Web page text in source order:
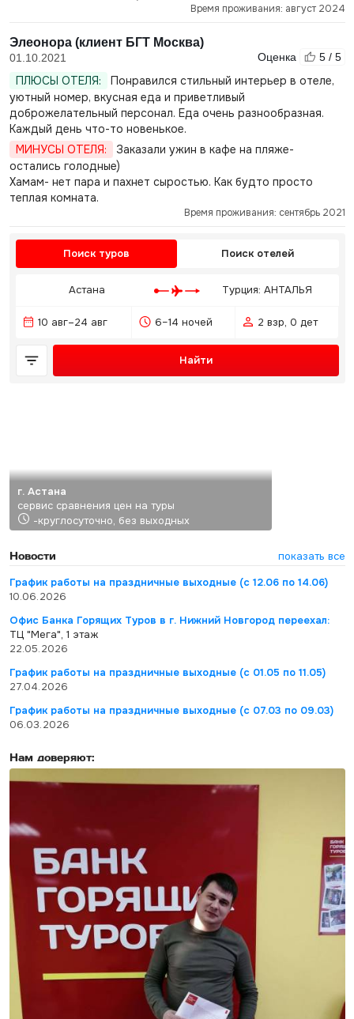
Время проживания: август 2024
Элеонора (клиент БГТ Москва)
01.10.2021 Оценка 5 / 5
ПЛЮСЫ ОТЕЛЯ:
Понравился стильный интерьер в отеле,
уютный номер, вкусная еда и приветливый
доброжелательный персонал. Еда очень разнообразная.
Каждый день что-то новенькое.
МИНУСЫ ОТЕЛЯ:
Заказали ужин в кафе на пляже-
остались голодные)
Хамам- нет пара и пахнет сыростью. Как будто просто
теплая комната.
Время проживания: сентябрь 2021
Поиск туров Поиск отелей
Астана Турция: АНТАЛЬЯ
10 авг–24 авг 6–14 ночей 2 взр, 0 дет
Найти
г. Астана
сервис сравнения цен на туры
-круглосуточно, без выходных
Новости
показать все
График работы на праздничные выходные (с 12.06 по 14.06)
10.06.2026
Офис Банка Горящих Туров в г. Нижний Новгород переехал:
ТЦ "Мега", 1 этаж
22.05.2026
График работы на праздничные выходные (с 01.05 по 11.05)
27.04.2026
График работы на праздничные выходные (с 07.03 по 09.03)
06.03.2026
Нам доверяют: